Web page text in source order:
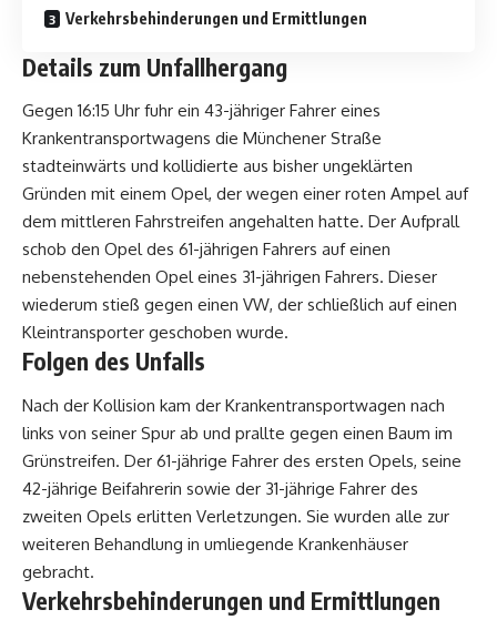
Verkehrsbehinderungen und Ermittlungen
Details zum Unfallhergang
Gegen 16:15 Uhr fuhr ein 43-jähriger Fahrer eines
Krankentransportwagens die Münchener Straße
stadteinwärts und kollidierte aus bisher ungeklärten
Gründen mit einem Opel, der wegen einer roten Ampel auf
dem mittleren Fahrstreifen angehalten hatte. Der Aufprall
schob den Opel des 61-jährigen Fahrers auf einen
nebenstehenden Opel eines 31-jährigen Fahrers. Dieser
wiederum stieß gegen einen VW, der schließlich auf einen
Kleintransporter geschoben wurde.
Folgen des Unfalls
Nach der Kollision kam der Krankentransportwagen nach
links von seiner Spur ab und prallte gegen einen Baum im
Grünstreifen. Der 61-jährige Fahrer des ersten Opels, seine
42-jährige Beifahrerin sowie der 31-jährige Fahrer des
zweiten Opels erlitten Verletzungen. Sie wurden alle zur
weiteren Behandlung in umliegende Krankenhäuser
gebracht.
Verkehrsbehinderungen und Ermittlungen